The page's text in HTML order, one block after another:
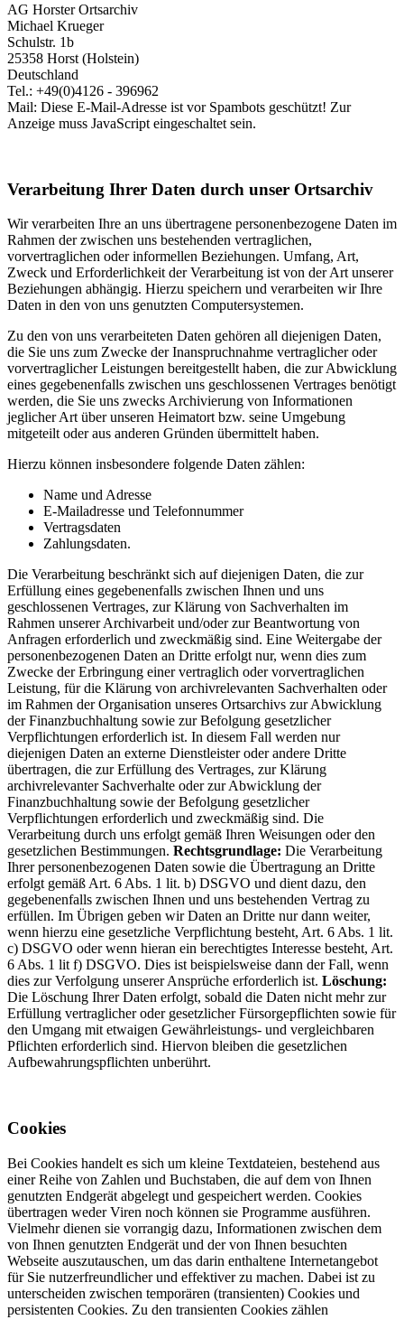
AG Horster Ortsarchiv
Michael Krueger
Schulstr. 1b
25358 Horst (Holstein)
Deutschland
Tel.: +49(0)4126 - 396962
Mail: Diese E-Mail-Adresse ist vor Spambots geschützt! Zur
Anzeige muss JavaScript eingeschaltet sein.
Verarbeitung Ihrer Daten durch unser Ortsarchiv
Wir verarbeiten Ihre an uns übertragene personenbezogene Daten im
Rahmen der zwischen uns bestehenden vertraglichen,
vorvertraglichen oder informellen Beziehungen. Umfang, Art,
Zweck und Erforderlichkeit der Verarbeitung ist von der Art unserer
Beziehungen abhängig. Hierzu speichern und verarbeiten wir Ihre
Daten in den von uns genutzten Computersystemen.
Zu den von uns verarbeiteten Daten gehören all diejenigen Daten,
die Sie uns zum Zwecke der Inanspruchnahme vertraglicher oder
vorvertraglicher Leistungen bereitgestellt haben, die zur Abwicklung
eines gegebenenfalls zwischen uns geschlossenen Vertrages benötigt
werden, die Sie uns zwecks Archivierung von Informationen
jeglicher Art über unseren Heimatort bzw. seine Umgebung
mitgeteilt oder aus anderen Gründen übermittelt haben.
Hierzu können insbesondere folgende Daten zählen:
Name und Adresse
E-Mailadresse und Telefonnummer
Vertragsdaten
Zahlungsdaten.
Die Verarbeitung beschränkt sich auf diejenigen Daten, die zur
Erfüllung eines gegebenenfalls zwischen Ihnen und uns
geschlossenen Vertrages, zur Klärung von Sachverhalten im
Rahmen unserer Archivarbeit und/oder zur Beantwortung von
Anfragen erforderlich und zweckmäßig sind. Eine Weitergabe der
personenbezogenen Daten an Dritte erfolgt nur, wenn dies zum
Zwecke der Erbringung einer vertraglich oder vorvertraglichen
Leistung, für die Klärung von archivrelevanten Sachverhalten oder
im Rahmen der Organisation unseres Ortsarchivs zur Abwicklung
der Finanzbuchhaltung sowie zur Befolgung gesetzlicher
Verpflichtungen erforderlich ist. In diesem Fall werden nur
diejenigen Daten an externe Dienstleister oder andere Dritte
übertragen, die zur Erfüllung des Vertrages, zur Klärung
archivrelevanter Sachverhalte oder zur Abwicklung der
Finanzbuchhaltung sowie der Befolgung gesetzlicher
Verpflichtungen erforderlich und zweckmäßig sind. Die
Verarbeitung durch uns erfolgt gemäß Ihren Weisungen oder den
gesetzlichen Bestimmungen. Rechtsgrundlage: Die Verarbeitung
Ihrer personenbezogenen Daten sowie die Übertragung an Dritte
erfolgt gemäß Art. 6 Abs. 1 lit. b) DSGVO und dient dazu, den
gegebenenfalls zwischen Ihnen und uns bestehenden Vertrag zu
erfüllen. Im Übrigen geben wir Daten an Dritte nur dann weiter,
wenn hierzu eine gesetzliche Verpflichtung besteht, Art. 6 Abs. 1 lit.
c) DSGVO oder wenn hieran ein berechtigtes Interesse besteht, Art.
6 Abs. 1 lit f) DSGVO. Dies ist beispielsweise dann der Fall, wenn
dies zur Verfolgung unserer Ansprüche erforderlich ist. Löschung:
Die Löschung Ihrer Daten erfolgt, sobald die Daten nicht mehr zur
Erfüllung vertraglicher oder gesetzlicher Fürsorgepflichten sowie für
den Umgang mit etwaigen Gewährleistungs- und vergleichbaren
Pflichten erforderlich sind. Hiervon bleiben die gesetzlichen
Aufbewahrungspflichten unberührt.
Cookies
Bei Cookies handelt es sich um kleine Textdateien, bestehend aus
einer Reihe von Zahlen und Buchstaben, die auf dem von Ihnen
genutzten Endgerät abgelegt und gespeichert werden. Cookies
übertragen weder Viren noch können sie Programme ausführen.
Vielmehr dienen sie vorrangig dazu, Informationen zwischen dem
von Ihnen genutzten Endgerät und der von Ihnen besuchten
Webseite auszutauschen, um das darin enthaltene Internetangebot
für Sie nutzerfreundlicher und effektiver zu machen. Dabei ist zu
unterscheiden zwischen temporären (transienten) Cookies und
persistenten Cookies. Zu den transienten Cookies zählen